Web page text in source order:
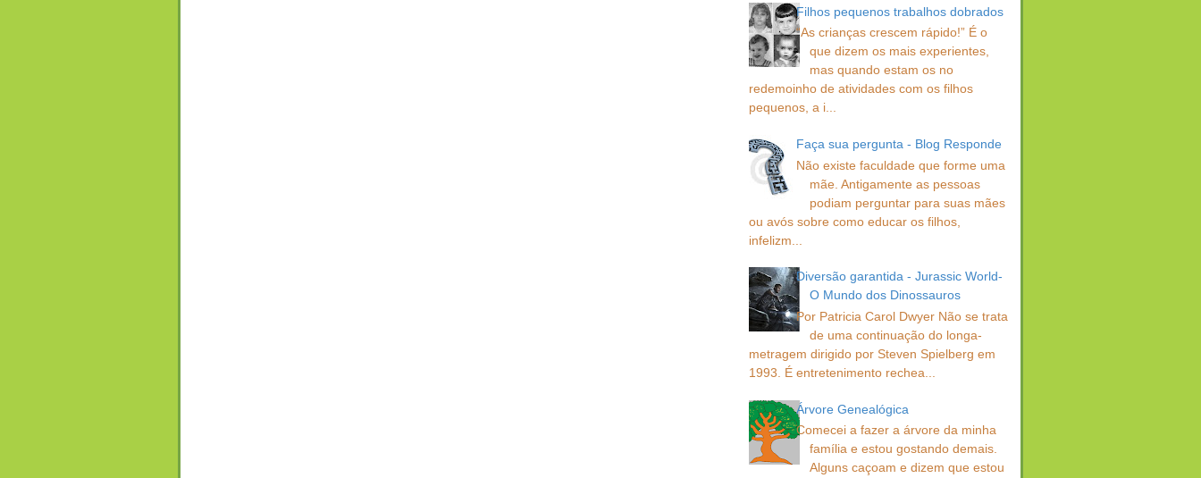
Filhos pequenos trabalhos dobrados
“As crianças crescem rápido!” É o
que dizem os mais experientes,
mas quando estam os no
redemoinho de atividades com os filhos
pequenos, a i...
Faça sua pergunta - Blog Responde
Não existe faculdade que forme uma
mãe. Antigamente as pessoas
podiam perguntar para suas mães
ou avós sobre como educar os filhos,
infelizm...
Diversão garantida - Jurassic World-
O Mundo dos Dinossauros
Por Patricia Carol Dwyer Não se trata
de uma continuação do longa-
metragem dirigido por Steven Spielberg em
1993. É entretenimento rechea...
Árvore Genealógica
Comecei a fazer a árvore da minha
família e estou gostando demais.
Alguns caçoam e dizem que estou